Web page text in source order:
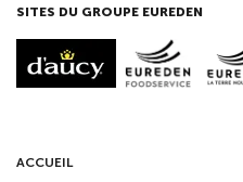
SITES DU GROUPE EUREDEN
ACCUEIL